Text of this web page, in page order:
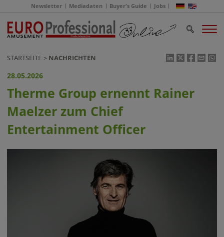
Newsletter Mediadaten Buyer's Guide Jobs
STARTSEITE NACHRICHTEN
28.05.2026
Therme Group ernennt Rainer
Maelzer zum Chief
Entertainment Officer